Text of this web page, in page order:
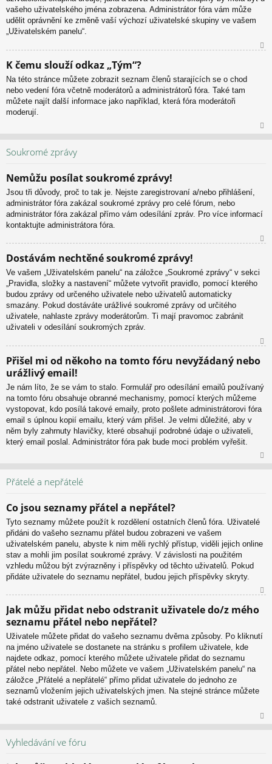
vašeho uživatelského jména zobrazena. Administrátor fóra vám může
udělit oprávnění ke změně vaší výchozí uživatelské skupiny ve vašem
„Uživatelském panelu“.
K čemu slouží odkaz „Tým“?
Na této stránce můžete zobrazit seznam členů starajících se o chod
nebo vedení fóra včetně moderátorů a administrátorů fóra. Také tam
můžete najít další informace jako například, která fóra moderátoři
moderují.
Soukromé zprávy
Nemůžu posílat soukromé zprávy!
Jsou tři důvody, proč to tak je. Nejste zaregistrovaní a/nebo přihlášení,
administrátor fóra zakázal soukromé zprávy pro celé fórum, nebo
administrátor fóra zakázal přímo vám odesílání zpráv. Pro více informací
kontaktujte administrátora fóra.
or
Dostávám nechtěné soukromé zprávy!
Ve vašem „Uživatelském panelu“ na záložce „Soukromé zprávy“ v sekci
„Pravidla, složky a nastavení“ můžete vytvořit pravidlo, pomocí kterého
budou zprávy od určeného uživatele nebo uživatelů automaticky
smazány. Pokud dostáváte urážlivé soukromé zprávy od určitého
uživatele, nahlaste zprávy moderátorům. Ti mají pravomoc zabránit
uživateli v odesílání soukromých zpráv.
ah
u
Přišel mi od někoho na tomto fóru nevyžádaný nebo
urážlivý email!
Je nám líto, že se vám to stalo. Formulář pro odesílání emailů používaný
na tomto fóru obsahuje obranné mechanismy, pomocí kterých můžeme
vystopovat, kdo posílá takové emaily, proto pošlete administrátorovi fóra
email s úplnou kopií emailu, který vám přišel. Je velmi důležité, aby v
něm byly zahrnuty hlavičky, které obsahují podrobné údaje o uživateli,
který email poslal. Administrátor fóra pak bude moci problém vyřešit.
Přátelé a nepřátelé
Co jsou seznamy přátel a nepřátel?
Tyto seznamy můžete použít k rozdělení ostatních členů fóra. Uživatelé
přidáni do vašeho seznamu přátel budou zobrazeni ve vašem
uživatelském panelu, abyste k nim měli rychlý přístup, viděli jejich online
stav a mohli jim posílat soukromé zprávy. V závislosti na použitém
vzhledu můžou být zvýrazněny i příspěvky od těchto uživatelů. Pokud
přidáte uživatele do seznamu nepřátel, budou jejich příspěvky skryty.
ah
u
Jak můžu přidat nebo odstranit uživatele do/z mého
seznamu přátel nebo nepřátel?
Uživatele můžete přidat do vašeho seznamu dvěma způsoby. Po kliknutí
na jméno uživatele se dostanete na stránku s profilem uživatele, kde
najdete odkaz, pomocí kterého můžete uživatele přidat do seznamu
přátel nebo nepřátel. Nebo můžete ve vašem „Uživatelském panelu“ na
záložce „Přátelé a nepřátelé“ přímo přidat uživatele do jednoho ze
seznamů vložením jejich uživatelských jmen. Na stejné stránce můžete
také odstranit uživatele z vašich seznamů.
Vyhledávání ve fóru